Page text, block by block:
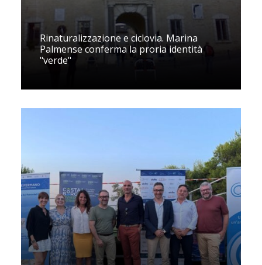
Rinaturalizzazione e ciclovia. Marina
Palmense conferma la proria identità
"verde"